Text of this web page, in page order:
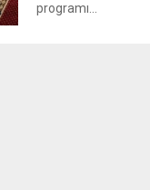
programı...